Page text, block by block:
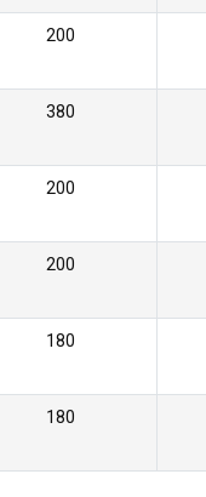
200
380
200
200
180
180